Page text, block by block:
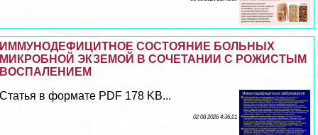
ИММУНОДЕФИЦИТНОЕ СОСТОЯНИЕ БОЛЬНЫХ
МИКРОБНОЙ ЭКЗЕМОЙ В СОЧЕТАНИИ С РОЖИСТЫМ
ВОСПАЛЕНИЕМ
Статья в формате PDF 178 KB...
02 08 2026 4:36:21